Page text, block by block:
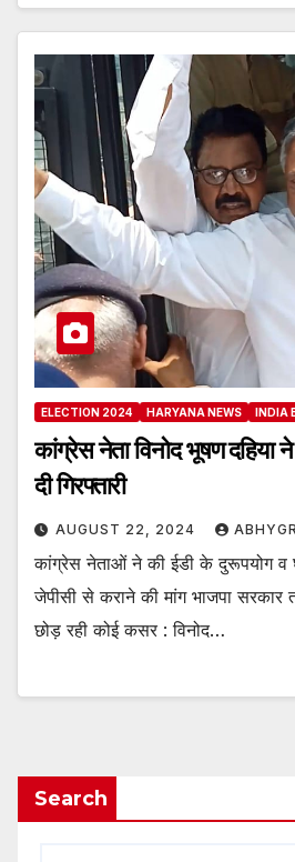
ELECTION 2024 HARYANA NEWS INDIA
कांग्रेस नेता विनोद भूषण दहिया
दी गिरफ्तारी
AUGUST 22, 2024
कांग्रेस नेताओं ने की ईडी के दुरूपयोग व
जेपीसी से कराने की मांग भाजपा सरकार
छोड़ रही कोई कसर : विनोद…
Search